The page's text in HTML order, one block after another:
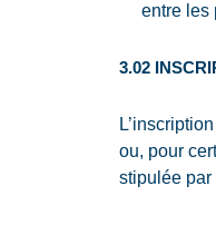
entre les
3.02
ou, pour
stipulée par